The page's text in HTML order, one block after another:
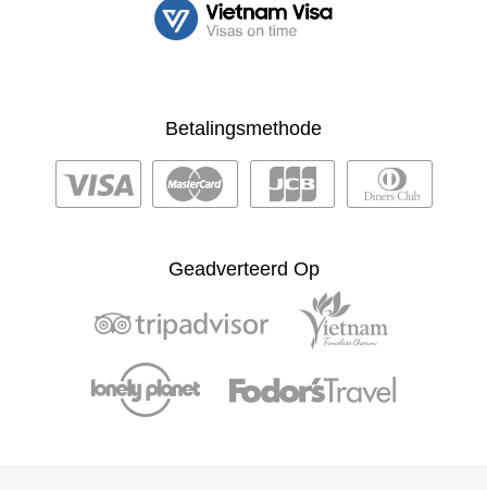
Betalingsmethode
Geadverteerd Op